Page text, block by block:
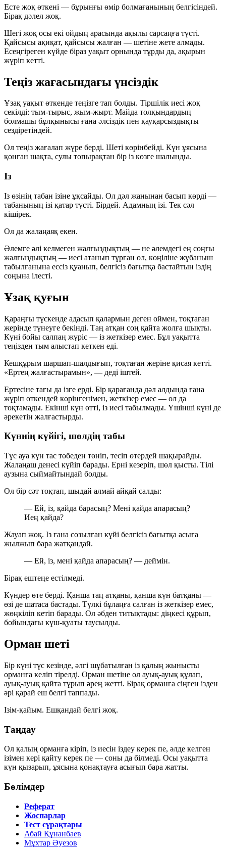
Есте жоқ өткені — бұрынғы өмір болмағанының белгісіндей.
Бірақ дәлел жоқ.
Шегі жоқ осы екі ойдың арасында ақылы сарсаңға түсті.
Қайсысы ақиқат, қайсысы жалған — шетіне жете алмады.
Есеңгіреген күйде біраз уақыт орнында тұрды да, ақырын
жүріп кетті.
Теңіз жағасындағы үнсіздік
Ұзақ уақыт өткенде теңізге тап болды. Тіршілік иесі жоқ
секілді: тым-тырыс, жым-жырт. Майда толқындардың
болмашы бұлқынысы ғана әлсіздік пен қауқарсыздықты
сездіретіндей.
Ол теңіз жағалап жүре берді. Шеті көрінбейді. Күн ұясына
қонған шақта, сулы топырақтан бір із көзге шалынды.
Із
Із өзінің табан ізіне ұқсайды. Ол дәл жанынан басып көрді —
табанының ізі қатар түсті. Бірдей. Адамның ізі. Тек сәл
кішірек.
Ол да жалаңаяқ екен.
Әлемге әлі келмеген жалғыздықтың — не әлемдегі ең соңғы
жалғыздықтың — иесі атанып тұрған ол, көңіліне жұбаныш
табылғанына ессіз қуанып, белгісіз бағытқа бастайтын іздің
соңына ілесті.
Ұзақ қуғын
Қараңғы түскенде адасып қалармын деген оймен, тоқтаған
жерінде түнеуге бекінді. Таң атқан соң қайта жолға шықты.
Күні бойы салпаң жүріс — із жеткізер емес. Бұл уақытта
теңізден тым алыстап кеткен еді.
Кешқұрым шаршап-шалдығып, тоқтаған жеріне қисая кетті.
«Ертең жалғастырамын», — деді іштей.
Ертесіне тағы да ізге ерді. Бір қарағанда дәл алдында ғана
жүріп өткендей көрінгенімен, жеткізер емес — ол да
тоқтамады. Екінші күн өтті, із иесі табылмады. Үшінші күні де
әрекетін жалғастырды.
Күннің күйігі, шөлдің табы
Түс ауа күн тас төбеден төніп, тесіп өтердей шақырайды.
Жалаңаш денесі күйіп барады. Ерні кезеріп, шөл қысты. Тілі
аузына сыймайтындай болды.
Ол бір сәт тоқтап, шыдай алмай айқай салды:
— Ей, із, қайда барасың? Мені қайда апарасың?
Иең қайда?
Жауап жоқ. Із ғана созылған күйі белгісіз бағытқа асыға
жылжып бара жатқандай.
— Ей, із, мені қайда апарасың? — деймін.
Бірақ ештеңе естілмеді.
Күндер өте берді. Қанша таң атқаны, қанша күн батқаны —
өзі де шатаса бастады. Түлкі бұлаңға салған із жеткізер емес,
жөңкіліп кетіп барады. Ол әбден титықтады: діңкесі құрып,
бойындағы күш-қуаты таусылды.
Орман шеті
Бір күні түс кезінде, әлгі шұбатылған із қалың жынысты
орманға келіп тірелді. Орман шетіне ол ауық-ауық құлап,
ауық-ауық қайта тұрып әрең жетті. Бірақ орманға сіңген ізден
әрі қарай еш белгі таппады.
Ізім-қайым. Ешқандай белгі жоқ.
Таңдау
Ол қалың орманға кіріп, із иесін іздеу керек пе, әлде келген
ізімен кері қайту керек пе — соны да білмеді. Осы уақытта
күн қызарып, ұясына қонақтауға асығып бара жатты.
Бөлімдер
Реферат
Жоспарлар
Тест сұрақтары
Абай Құнанбаев
Мұхтар Әуезов